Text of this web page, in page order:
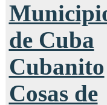
de Cuba
Cubanito
Cosas de